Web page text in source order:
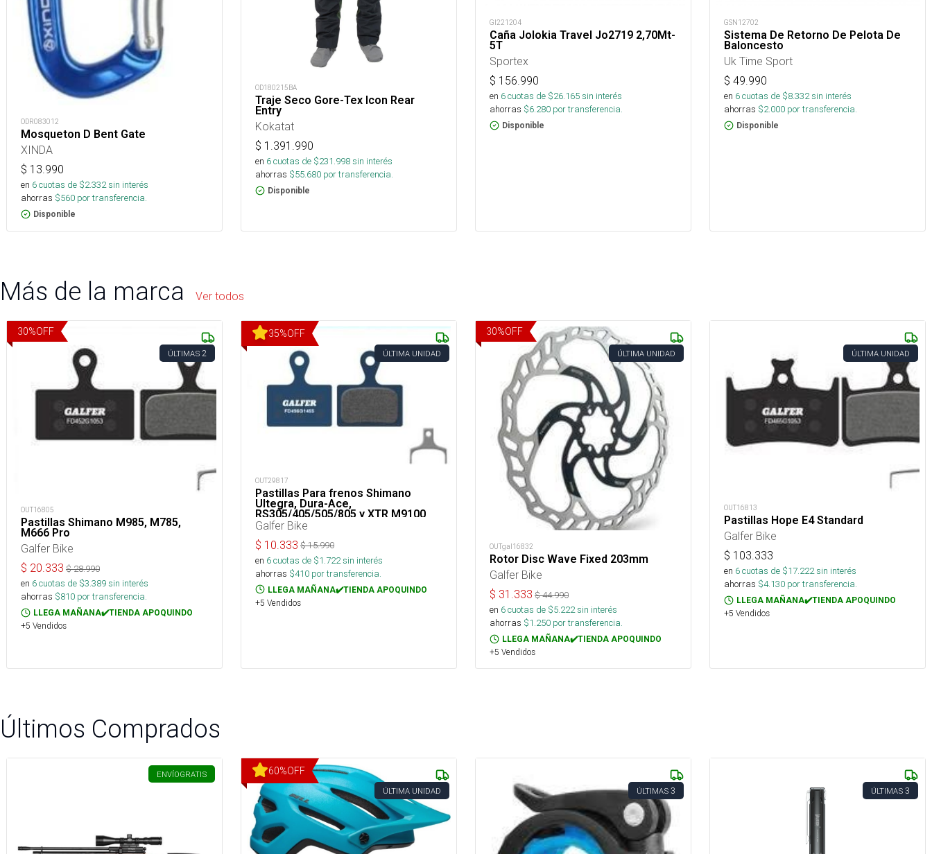
ODR083012
Mosqueton D Bent Gate
XINDA
$ 13.990
en 6cuotas de $2.332sin interés
ahorras $560 por transferencia.
Disponible
OD180215BA
Traje Seco Gore-Tex Icon Rear
Entry
Kokatat
$ 1.391.990
en 6cuotas de $231.998sin interés
ahorras $55.680 por transferencia.
Disponible
GI221204
Caña Jolokia Travel Jo2719 2,70Mt-
5T
Sportex
$ 156.990
en 6cuotas de $26.165sin interés
ahorras $6.280 por transferencia.
Disponible
GSN12702
Sistema De Retorno De Pelota De
Baloncesto
Uk Time Sport
$ 49.990
en 6cuotas de $8.332sin interés
ahorras $2.000 por transferencia.
Disponible
Más de la marca Ver todos
30%OFF
ÚLTIMAS 2
OUT16805
Pastillas Shimano M985, M785,
M666 Pro
Galfer Bike
$ 20.333 $28.990
en 6cuotas de $3.389sin interés
ahorras $810 por transferencia.
LLEGA MAÑANA✔️TIENDA APOQUINDO
+5 Vendidos
35%OFF
ÚLTIMA UNIDAD
OUT29817
Pastillas Para frenos Shimano
Ultegra, Dura-Ace,
RS305/405/505/805 y XTR M9100
Standard
Galfer Bike
$ 10.333 $15.990
en 6cuotas de $1.722sin interés
ahorras $410 por transferencia.
LLEGA MAÑANA✔️TIENDA APOQUINDO
+5 Vendidos
30%OFF
ÚLTIMA UNIDAD
OUTgal16832
Rotor Disc Wave Fixed 203mm
Galfer Bike
$ 31.333 $44.990
en 6cuotas de $5.222sin interés
ahorras $1.250 por transferencia.
LLEGA MAÑANA✔️TIENDA APOQUINDO
+5 Vendidos
ÚLTIMA UNIDAD
OUT16813
Pastillas Hope E4 Standard
Galfer Bike
$ 103.333
en 6cuotas de $17.222sin interés
ahorras $4.130 por transferencia.
LLEGA MAÑANA✔️TIENDA APOQUINDO
+5 Vendidos
Últimos Comprados
ENVÍOGRATIS 60%OFF
ÚLTIMA UNIDAD ÚLTIMAS 3 ÚLTIMAS 3